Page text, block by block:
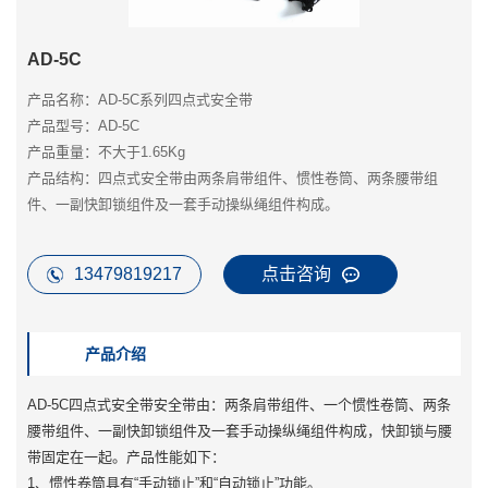
AD-5C
产品名称：AD-5C系列四点式安全带
产品型号：AD-5C
产品重量：不大于1.65Kg
产品结构：四点式安全带由两条肩带组件、惯性卷筒、两条腰带组
件、一副快卸锁组件及一套手动操纵绳组件构成。
13479819217 点击咨询
产品介绍
AD-5C四点式安全带安全带由：两条肩带组件、一个惯性卷筒、两条
腰带组件、一副快卸锁组件及一套手动操纵绳组件构成，快卸锁与腰
带固定在一起。产品性能如下：
1、惯性卷筒具有“手动锁止”和“自动锁止”功能。